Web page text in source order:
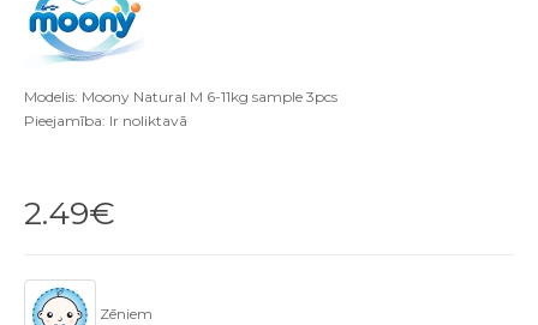
Modelis: Moony Natural M 6-11kg sample 3pcs
Pieejamība: Ir noliktavā
2.49€
Zēniem